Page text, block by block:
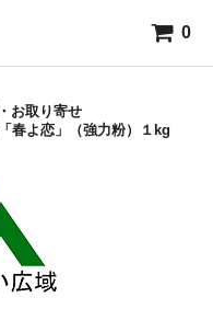
0
お取り寄せ
春よ恋」（強力粉）１kg